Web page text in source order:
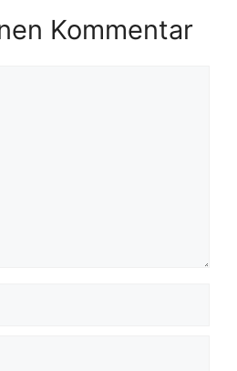
Kommentar